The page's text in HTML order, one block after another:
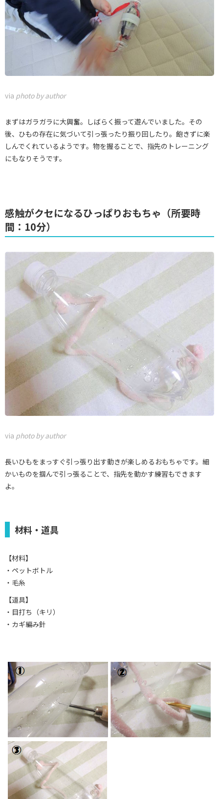
via photo by author
まずはガラガラに大興奮。しばらく振って遊んでいました。その
後、ひもの存在に気づいて引っ張ったり振り回したり。飽きずに楽
しんでくれているようです。物を握ることで、指先のトレーニング
にもなりそうです。
感触がクセになるひっぱりおもちゃ（所要時
間：10分）
via photo by author
長いひもをまっすぐ引っ張り出す動きが楽しめるおもちゃです。細
かいものを掴んで引っ張ることで、指先を動かす練習もできます
よ。
材料・道具
【材料】
・ペットボトル
・毛糸
【道具】
・目打ち（キリ）
・カギ編み針